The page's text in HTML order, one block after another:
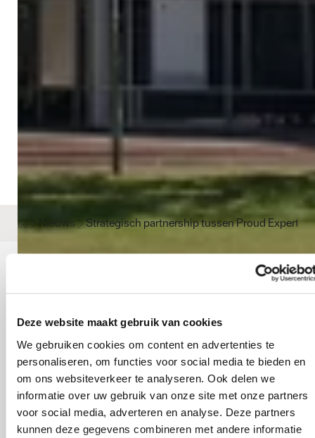
Deze website maakt gebruik van cookies
We gebruiken cookies om content en advertenties te
personaliseren, om functies voor social media te bieden en
om ons websiteverkeer te analyseren. Ook delen we
informatie over uw gebruik van onze site met onze partners
voor social media, adverteren en analyse. Deze partners
kunnen deze gegevens combineren met andere informatie
Nieuws Strategisch partnership tussen Proud Experts
Strategisch partnership
tussen Proud Experts en
Söderberg & Partners
SÖDERBERG & PARTNERS
PUBLICATIEDATUM
08.04.2022
Deel dit artikel